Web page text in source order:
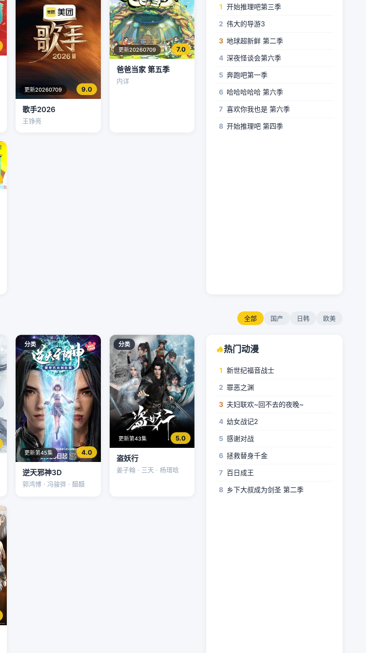
9.0
更新20260709
歌手2026
王铮亮
7.0
更新20260709
爸爸当家 第五季
内详
1 开始推理吧第三季
2 伟大的导游3
3 地球超新鲜 第二季
4 深夜怪谈会第六季
5 奔跑吧第一季
6 哈哈哈哈哈 第六季
7 喜欢你我也是 第六季
8 开始推理吧 第四季
全部 国产 日韩 欧美
分类
4.0
更新第45集
逆天邪神3D
郭鸿博 · 冯骏骅 · 醋醋
分类
5.0
更新第43集
盗妖行
姜子翰 · 三天 · 杨瑨晗
🔥热门动漫
1 新世纪福音战士
2 罪恶之渊
3 夫妇联欢~回不去的夜晚~
4 幼女战记2
5 感谢对战
6 拯救替身千金
7 百日成王
8 乡下大叔成为剑圣 第二季